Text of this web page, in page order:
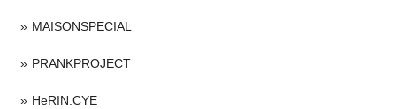
MAISONSPECIAL
PRANKPROJECT
HeRIN.CYE